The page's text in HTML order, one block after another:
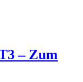
– Zum